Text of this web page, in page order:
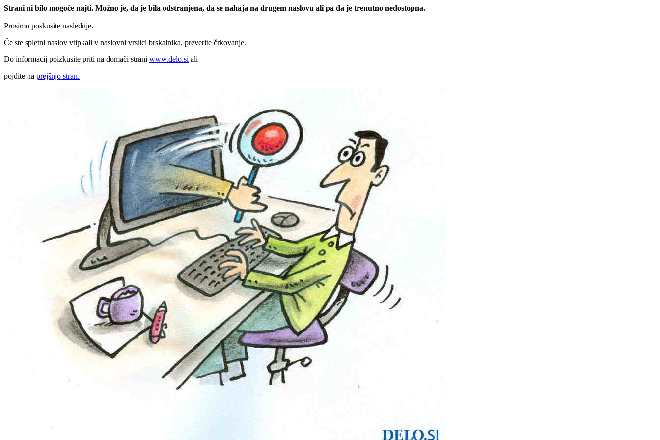
Strani ni bilo mogoče najti. Možno je, da je bila odstranjena, da se nahaja na drugem naslovu ali pa da je trenutno nedostopna.
Prosimo poskusite naslednje.
Če ste spletni naslov vtipkali v naslovni vrstici brskalnika, preverite črkovanje.
Do informacij poizkusite priti na domači strani www.delo.si ali
pojdite na prejšnjo stran.